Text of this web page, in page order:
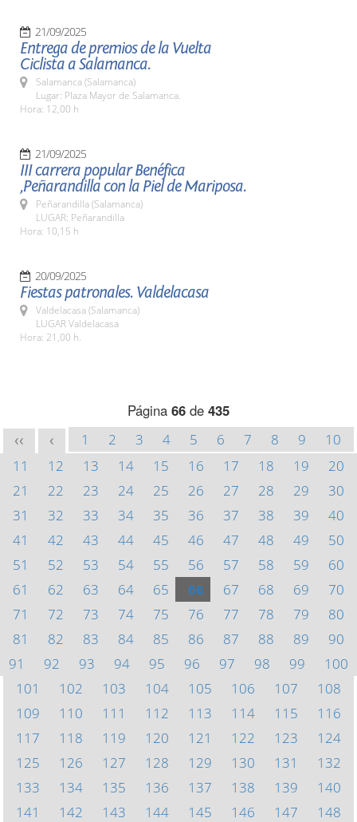
21/09/2025
Entrega de premios de la Vuelta
Ciclista a Salamanca.
Salamanca (Salamanca)
Lugar: Plaza Mayor de Salamanca.
Hora: 12,00 h
21/09/2025
III carrera popular Benéfica
,Peñarandilla con la Piel de Mariposa.
Peñarandilla (Salamanca)
LUGAR: Peñarandilla
Hora: 10,15 h
20/09/2025
Fiestas patronales. Valdelacasa
Valdelacasa (Salamanca)
LUGAR Valdelacasa
Hora: 21,00 h.
Página 66 de 435
<< < 1 2 3 4 5 6 7 8 9
10
11
12 13 14 15 16 17 18 19
20
21
22 23 24 25 26 27 28 29
30
31
32 33 34 35 36 37 38 39
40
41
42 43 44 45 46 47 48 49
50
51
52 53 54 55 56 57 58 59
60
61
62 63 64 65 66 67 68 69
70
71
72 73 74 75 76 77 78 79
80
81
82 83 84 85 86 87 88 89
90
91
92 93 94 95 96 97 98 99
100
101
102 103 104 105 106 107
108
109
110 111 112 113 114 115
116
117
118 119 120 121 122 123
124
125
126 127 128 129 130 131
132
133
134 135 136 137 138 139
140
141
142 143 144 145 146 147
148